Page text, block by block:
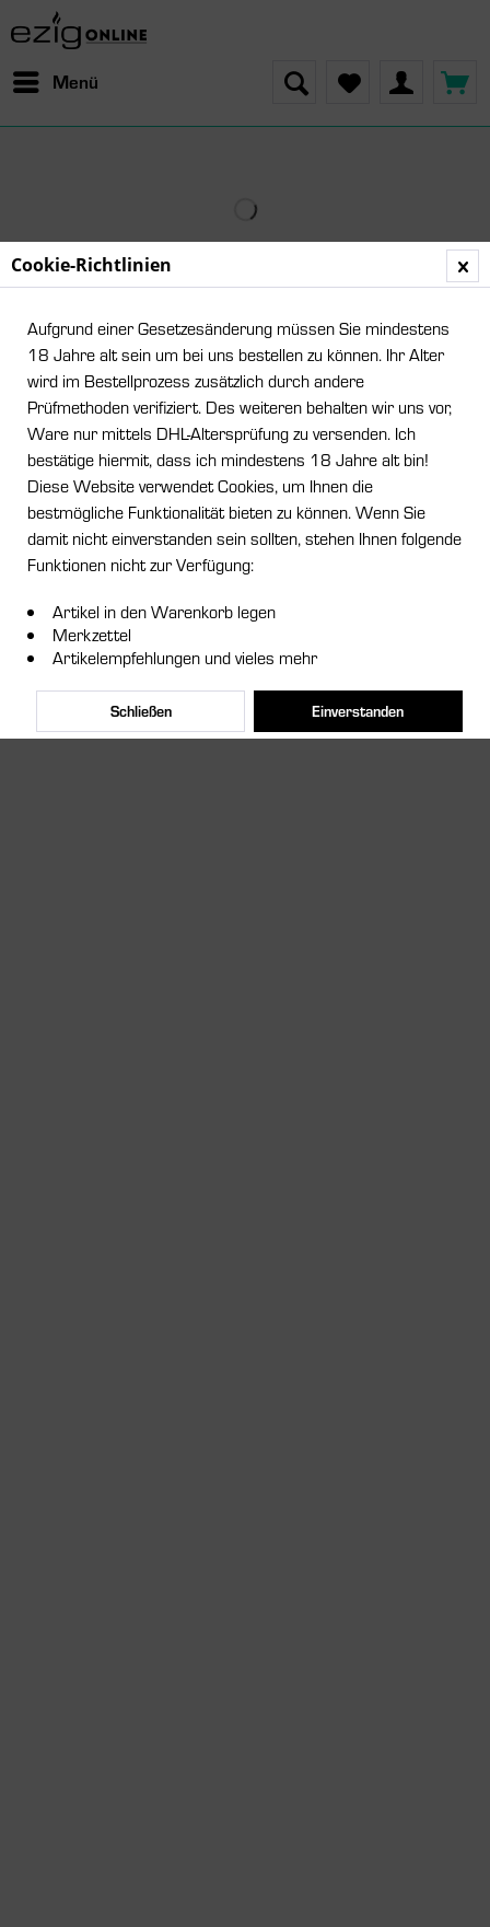
Menü
Cookie-Richtlinien
Aufgrund einer Gesetzesänderung müssen Sie mindestens
18 Jahre alt sein um bei uns bestellen zu können. Ihr Alter
wird im Bestellprozess zusätzlich durch andere
Prüfmethoden verifiziert. Des weiteren behalten wir uns vor,
Ware nur mittels DHL-Altersprüfung zu versenden. Ich
bestätige hiermit, dass ich mindestens 18 Jahre alt bin!
Diese Website verwendet Cookies, um Ihnen die
bestmögliche Funktionalität bieten zu können. Wenn Sie
damit nicht einverstanden sein sollten, stehen Ihnen folgende
Funktionen nicht zur Verfügung:
Artikel in den Warenkorb legen
Merkzettel
Artikelempfehlungen und vieles mehr
Einverstanden
Schließen